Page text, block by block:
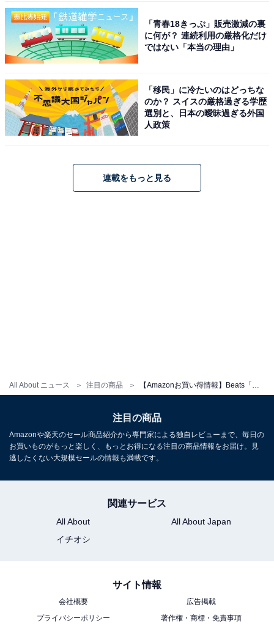
All About ニュース 注目の商品
【今日チェックしたい】Beatsの人気商品5選
Beats - Powerbeats Fit - ワイヤレスノイズキャンセリン
Beats Powerbeats Pro 2 ワイヤレスイヤホン - アクティ
ブノイズキャンセリング, Apple H2, IPX4耐汗耐水, 最大
45時間の再生時間(ワイヤレス充電対応を使用した場合),
AppleとAndroidに対応 - ジェットブラック
Amazonで見る
「青春18きっぷ」販売激減の裏
に何が？ 連続利用の厳格化だけ
ではない「本当の理由」
「移民」に冷たいのはどっちな
のか？ スイスの厳格過ぎる学歴
選別と、日本の曖昧過ぎる外国
人政策
連載をもっと見る
注目の商品
Amazonや楽天のセール商品紹介から専門家による独自レビューまで、毎日の
お買いものがもっと楽しく、もっとお得になる注目の商品情報をお届け。見
逃したくない大規模セールの情報も満載です。
関連サービス
All About
All About Japan
イチオシ
サイト情報
会社概要
広告掲載
プライバシーポリシー
著作権・商標・免責事項